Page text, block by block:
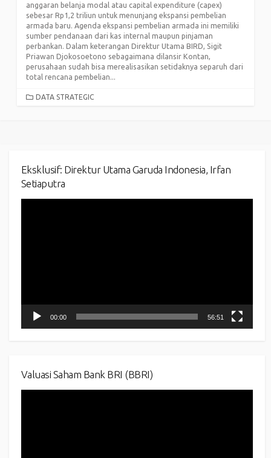
anggaran belanja modal atau capital expenditure (capex)
sebesar Rp1,2 triliun untuk menunjang ekspansi pembelian
armada baru. Agenda ekspansi pembelian armada ini memiliki
sumber pendanaan dari kas internal maupun pinjaman
perbankan. Dalam keterangan Direktur Utama BIRD, Sigit
Priawan Djokosoetono sebagaimana dilansir Kontan,
perusahaan sudah bisa merealisasikan setidaknya separuh dari
total rencana pembelian...
CATEGORIES
DATA STRATEGIC
Eksklusif: Direktur Utama Garuda Indonesia, Irfan
Setiaputra
00:00 56:51
Valuasi Saham Bank BRI (BBRI)